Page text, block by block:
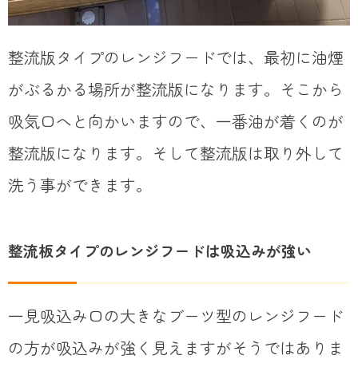
整流版タイプのレンジフードでは、最初に油煙
がぶるかる場所が整流版になります。そこから
吸気口へと向かいますので、一番油が着くのが
整流版になります。そして整流版は取り外して
洗う事ができます。
整流板タイプのレンジフードは吸込みが強い
一見吸込み口の大きなブーツ型のレンジフード
の方が吸込みが強く見えますがそうではありま